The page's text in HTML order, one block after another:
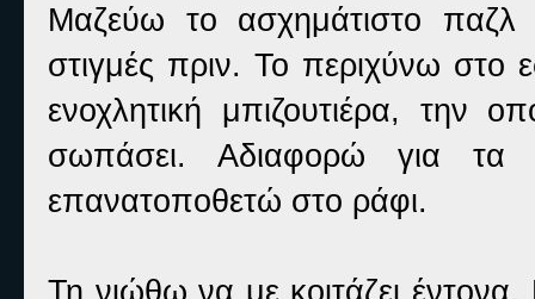
Μαζεύω το ασχημάτιστο
στιγμές πριν. Το περιχύνω στο
ενοχλητική μπιζουτιέρα,
σωπάσει. Αδιαφορώ για τα
επανατοποθετώ στο ράφι.
Τη νιώθω να με κοιτάζει